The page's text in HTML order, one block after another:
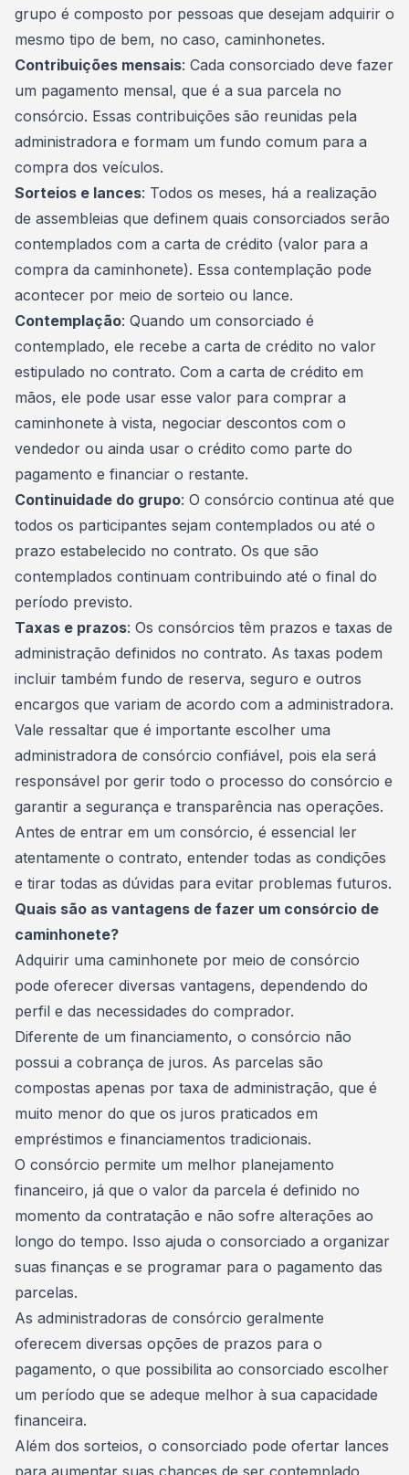
grupo é composto por pessoas que desejam adquirir o
mesmo tipo de bem, no caso, caminhonetes.
Contribuições mensais: Cada consorciado deve fazer
um pagamento mensal, que é a sua parcela no
consórcio. Essas contribuições são reunidas pela
administradora e formam um fundo comum para a
compra dos veículos.
Sorteios e lances: Todos os meses, há a realização
de assembleias que definem quais consorciados serão
contemplados com a carta de crédito (valor para a
compra da caminhonete). Essa contemplação pode
acontecer por meio de sorteio ou lance.
Contemplação: Quando um consorciado é
contemplado, ele recebe a carta de crédito no valor
estipulado no contrato. Com a carta de crédito em
mãos, ele pode usar esse valor para comprar a
caminhonete à vista, negociar descontos com o
vendedor ou ainda usar o crédito como parte do
pagamento e financiar o restante.
Continuidade do grupo: O consórcio continua até que
todos os participantes sejam contemplados ou até o
prazo estabelecido no contrato. Os que são
contemplados continuam contribuindo até o final do
período previsto.
Taxas e prazos: Os consórcios têm prazos e taxas de
administração definidos no contrato. As taxas podem
incluir também fundo de reserva, seguro e outros
encargos que variam de acordo com a administradora.
Vale ressaltar que é importante escolher uma
administradora de consórcio confiável, pois ela será
responsável por gerir todo o processo do consórcio e
garantir a segurança e transparência nas operações.
Antes de entrar em um consórcio, é essencial ler
atentamente o contrato, entender todas as condições
e tirar todas as dúvidas para evitar problemas futuros.
Quais são as vantagens de fazer um consórcio de
caminhonete?
Adquirir uma caminhonete por meio de consórcio
pode oferecer diversas vantagens, dependendo do
perfil e das necessidades do comprador.
Diferente de um financiamento, o consórcio não
possui a cobrança de juros. As parcelas são
compostas apenas por taxa de administração, que é
muito menor do que os juros praticados em
empréstimos e financiamentos tradicionais.
O consórcio permite um melhor planejamento
financeiro, já que o valor da parcela é definido no
momento da contratação e não sofre alterações ao
longo do tempo. Isso ajuda o consorciado a organizar
suas finanças e se programar para o pagamento das
parcelas.
As administradoras de consórcio geralmente
oferecem diversas opções de prazos para o
pagamento, o que possibilita ao consorciado escolher
um período que se adeque melhor à sua capacidade
financeira.
Além dos sorteios, o consorciado pode ofertar lances
para aumentar suas chances de ser contemplado